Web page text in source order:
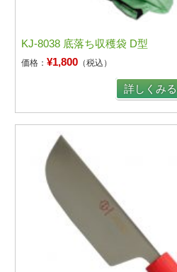
KJ-8038 底落ち収穫袋 D型
価格：¥1,800 （税込）
詳しくみる